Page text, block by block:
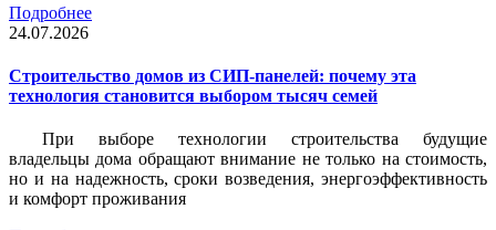
Подробнее
24.07.2026
Строительство домов из СИП-панелей: почему эта
технология становится выбором тысяч семей
При выборе технологии строительства будущие
владельцы дома обращают внимание не только на стоимость,
но и на надежность, сроки возведения, энергоэффективность
и комфорт проживания